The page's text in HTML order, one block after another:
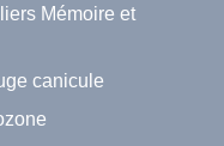
Mémoire et
canicule